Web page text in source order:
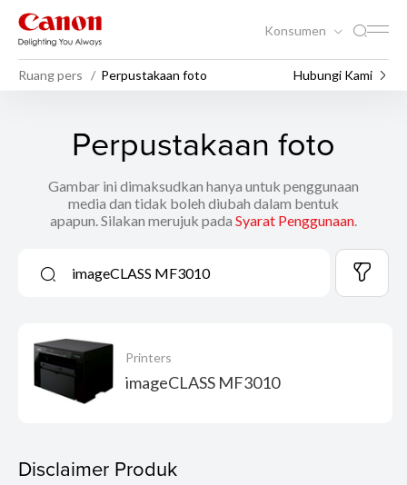
Konsumen
Ruang pers Perpustakaan foto Hubungi Kami
Perpustakaan foto
Gambar ini dimaksudkan hanya untuk penggunaan
media dan tidak boleh diubah dalam bentuk
apapun. Silakan merujuk pada Syarat Penggunaan.
Printers
imageCLASS MF3010
Disclaimer Produk